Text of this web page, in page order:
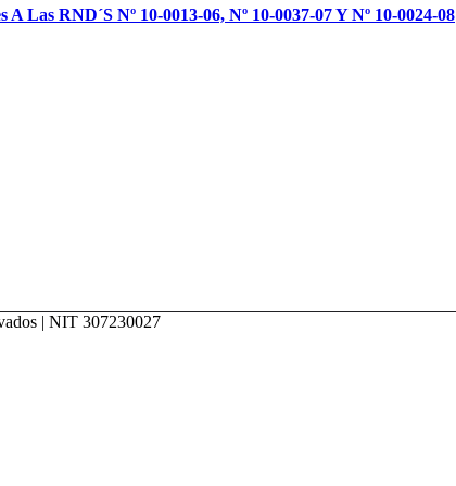
Las RND´S Nº 10-0013-06, Nº 10-0037-07 Y Nº 10-0024-08
| NIT 307230027